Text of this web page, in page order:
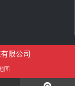
限公司
图